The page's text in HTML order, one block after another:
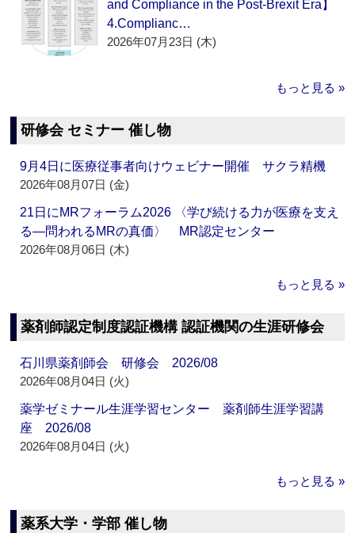
and Compliance in the Post-Brexit Era】
4.Complianc…
2026年07月23日 (木)
もっと見る »
研修会 セミナー 催し物
9月4日に医療従事者向けウェビナー開催 サクラ精機
2026年08月07日 (金)
21日にMRフォーラム2026 〈学び続ける力が医療を支え
る―問われるMRの真価〉 MR認定センター
2026年08月06日 (木)
もっと見る »
薬剤師認定制度認証機構 認証機関の生涯研修会
石川県薬剤師会 研修会 2026/08
2026年08月04日 (火)
薬学ゼミナール生涯学習センター 薬剤師生涯学習講
座 2026/08
2026年08月04日 (火)
もっと見る »
薬系大学・学部 催し物